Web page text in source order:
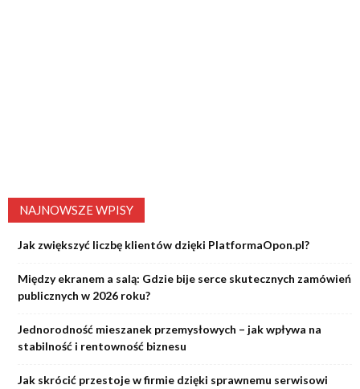
NAJNOWSZE WPISY
Jak zwiększyć liczbę klientów dzięki PlatformaOpon.pl?
Między ekranem a salą: Gdzie bije serce skutecznych zamówień
publicznych w 2026 roku?
Jednorodność mieszanek przemysłowych – jak wpływa na
stabilność i rentowność biznesu
Jak skrócić przestoje w firmie dzięki sprawnemu serwisowi